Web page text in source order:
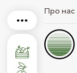
Про нас